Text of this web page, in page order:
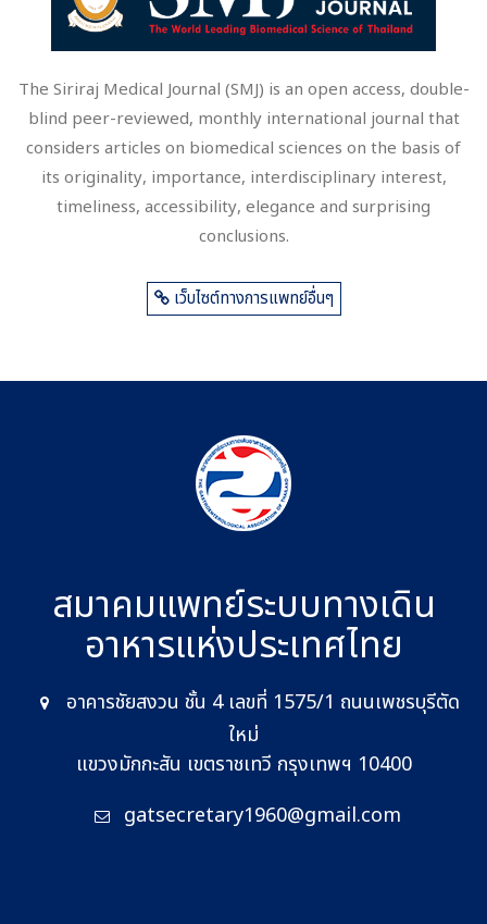
The Siriraj Medical Journal (SMJ) is an open access, double-
blind peer-reviewed, monthly international journal that
considers articles on biomedical sciences on the basis of
its originality, importance, interdisciplinary interest,
timeliness, accessibility, elegance and surprising
conclusions.
เว็บไซต์ทางการแพทย์อื่นๆ
สมาคมแพทย์ระบบทางเดิน
อาหารแห่งประเทศไทย
อาคารชัยสงวน ชั้น 4 เลขที่ 1575/1 ถนนเพชรบุรีตัด
ใหม่
แขวงมักกะสัน เขตราชเทวี กรุงเทพฯ 10400
gatsecretary1960@gmail.com